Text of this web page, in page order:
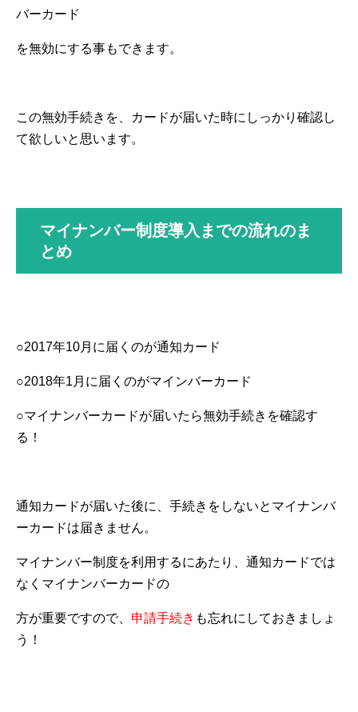
バーカード
を無効にする事もできます。
この無効手続きを、カードが届いた時にしっかり確認し
て欲しいと思います。
マイナンバー制度導入までの流れのま
とめ
○2017年10月に届くのが通知カード
○2018年1月に届くのがマインバーカード
○マイナンバーカードが届いたら無効手続きを確認す
る！
通知カードが届いた後に、手続きをしないとマイナンバ
ーカードは届きません。
マイナンバー制度を利用するにあたり、通知カードでは
なくマイナンバーカードの
方が重要ですので、 申請手続き も忘れにしておきましょ
う！